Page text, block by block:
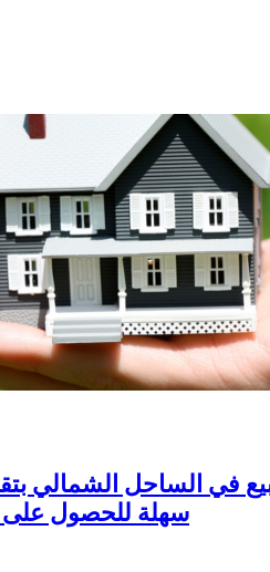
في الساحل الشمالي
سهلة للحصول على